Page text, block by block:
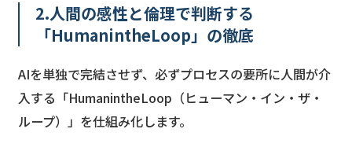
2.人間の感性と倫理で判断する
「HumanintheLoop」の徹底
AIを単独で完結させず、必ずプロセスの要所に人間が介
入する「HumanintheLoop（ヒューマン・イン・ザ・
ループ）」を仕組み化します。